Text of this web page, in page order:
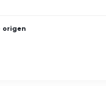
origen